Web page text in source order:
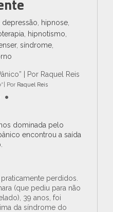
depressão hipnose,
hipnotismo
, síndrome
| Por Raquel Reis
•
dominada pelo
encontrou a saída
perdidos.
(que pediu para não
39 anos, foi
da síndrome do